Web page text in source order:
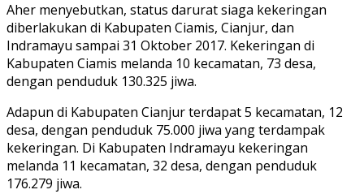
Aher menyebutkan, status darurat siaga kekeringan
diberlakukan di Kabupaten Ciamis, Cianjur, dan
Indramayu sampai 31 Oktober 2017. Kekeringan di
Kabupaten Ciamis melanda 10 kecamatan, 73 desa,
dengan penduduk 130.325 jiwa.
Adapun di Kabupaten Cianjur terdapat 5 kecamatan, 12
desa, dengan penduduk 75.000 jiwa yang terdampak
kekeringan. Di Kabupaten Indramayu kekeringan
melanda 11 kecamatan, 32 desa, dengan penduduk
176.279 jiwa.